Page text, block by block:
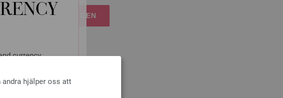
currency.
hjälper oss att
I VARUKORGEN